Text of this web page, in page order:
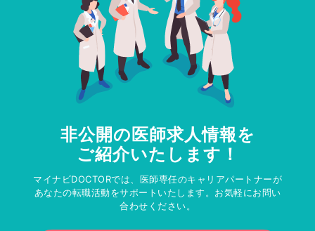
非公開の医師求人情報を
ご紹介いたします！
マイナビDOCTORでは、医師専任のキャリアパートナーが
あなたの転職活動をサポートいたします。お気軽にお問い
合わせください。